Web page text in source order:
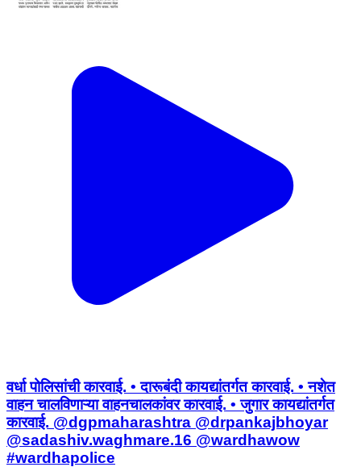
वर्धा पोलिसांची कारवाई. • दारूबंदी कायद्यांतर्गत कारवाई. • नशेत
वाहन चालविणाऱ्या वाहनचालकांवर कारवाई. • जुगार कायद्यांतर्गत
कारवाई. @dgpmaharashtra @drpankajbhoyar
@sadashiv.waghmare.16 @wardhawow
#wardhapolice